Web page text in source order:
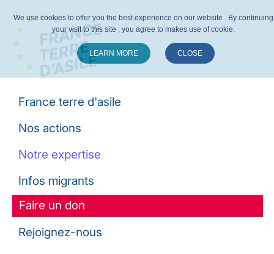
France terre d'asile
Nos actions
Notre expertise
Infos migrants
Faire un don
Rejoignez-nous
We use cookies to offer you the best experience on our website . By continuing
your visit to this site , you agree to makes use of cookie.
LEARN MORE CLOSE